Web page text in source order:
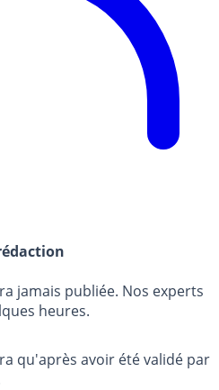
jamais publiée. Nos experts
heures.
qu'après avoir été validé par